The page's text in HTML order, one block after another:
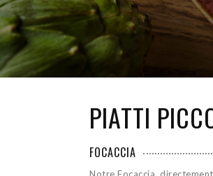
PIATTI
FOCACCIA